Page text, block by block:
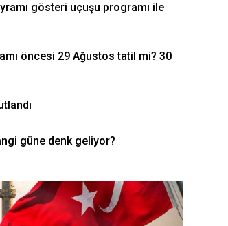
gösteri uçuşu programı ile
öncesi 29 Ağustos tatil mi? 30
güne denk geliyor?